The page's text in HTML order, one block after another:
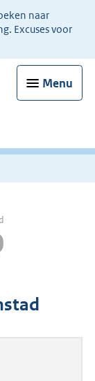
naar
Excuses voor
Menu